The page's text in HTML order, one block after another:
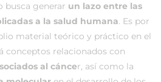
busca generar un lazo entre las
a la salud humana. Es por
material teórico y práctico en el
conceptos relacionados con
al cáncer, así como la